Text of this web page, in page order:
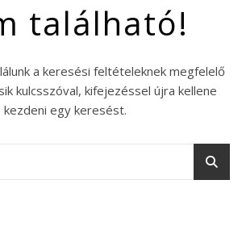
található!
a keresési feltételeknek megfelelő
kulcsszóval, kifejezéssel újra kellene
kezdeni egy keresést.